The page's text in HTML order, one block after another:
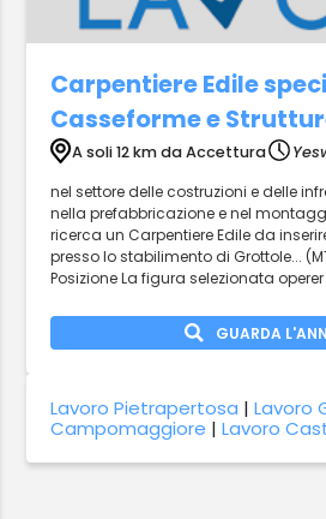
Carpentiere Edile
Casseforme e
A soli 12 km da Accettura
nel settore delle costruzioni e delle
nella prefabbricazione e nel
ricerca un Carpentiere Edile da
presso lo stabilimento di Grottole...
Posizione La figura selezionata
GUARDA
Lavoro Pietrapertosa |Lavoro
Campomaggiore |Lavoro